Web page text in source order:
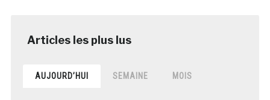
AUJOURD’HUI SEMAINE MOIS